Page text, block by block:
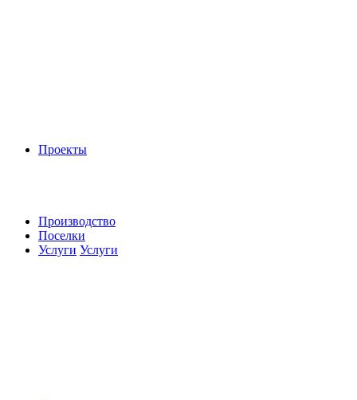
Проекты
Производство
Поселки
Услуги Услуги